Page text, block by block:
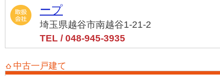
ープ
埼玉県越谷市南越谷1-21-2
TEL / 048-945-3935
中古一戸建て